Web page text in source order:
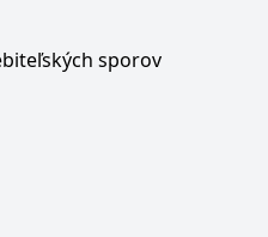
sporov